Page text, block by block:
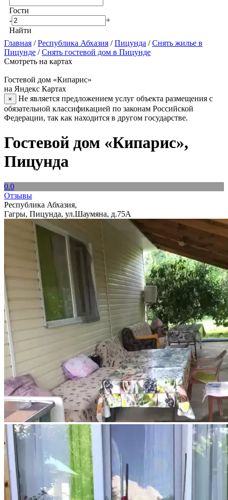
Гости
-
+
Найти
Главная /Республика Абхазия /Пицунда /Снять жилье в
Пицунде /Снять гостевой дом в Пицунде
Смотреть на картах
Гостевой дом «Кипарис»
на Яндекс Картах
×
Не является предложением услуг объекта размещения с
обязательной классификацией по законам Российской
Федерации, так как находится в другом государстве.
Гостевой дом «Кипарис»,
Пицунда
0.0
Отзывы
Республика Абхазия,
Гагры, Пицунда, ул.Шаумяна, д.75А